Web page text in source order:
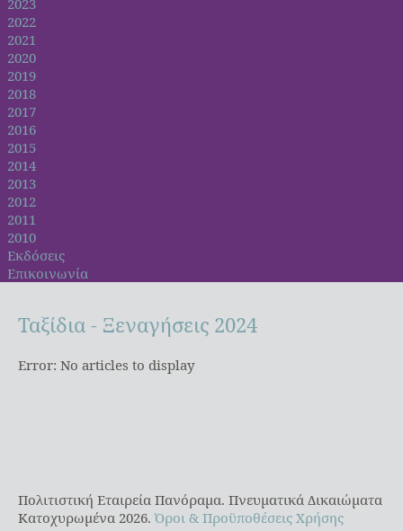
2023
2022
2021
2020
2019
2018
2017
2016
2015
2014
2013
2012
2011
2010
Εκδόσεις
Επικοινωνία
Ταξίδια - Ξεναγήσεις 2024
Error: No articles to display
Πολιτιστική Εταιρεία Πανόραμα. Πνευματικά Δικαιώματα
Κατοχυρωμένα 2026.Όροι & Προϋποθέσεις Χρήσης